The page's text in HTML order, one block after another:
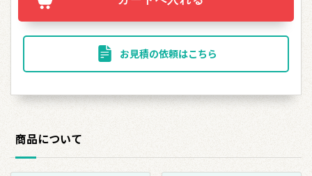
お見積の依頼はこちら
商品について